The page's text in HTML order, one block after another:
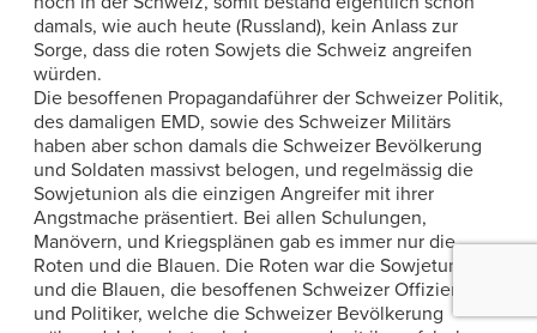
damals, wie auch heute (Russland), kein Anlass zur
Sorge, dass die roten Sowjets die Schweiz angreifen
würden.
Die besoffenen Propagandaführer der Schweizer Politik,
des damaligen EMD, sowie des Schweizer Militärs
haben aber schon damals die Schweizer Bevölkerung
und Soldaten massivst belogen, und regelmässig die
Sowjetunion als die einzigen Angreifer mit ihrer
Angstmache präsentiert. Bei allen Schulungen,
Manövern, und Kriegsplänen gab es immer nur die
Roten und die Blauen. Die Roten war die Sowjetunion
und die Blauen, die besoffenen Schweizer Offiziere
und Politiker, welche die Schweizer Bevölkerung